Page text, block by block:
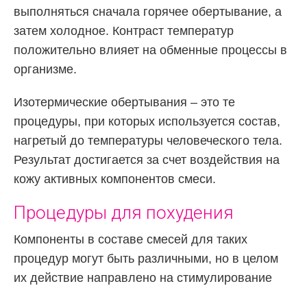
выполняться сначала горячее обертывание, а
затем холодное. Контраст температур
положительно влияет на обменные процессы в
организме.
Изотермические обертывания – это те
процедуры, при которых используется состав,
нагретый до температуры человеческого тела.
Результат достигается за счет воздействия на
кожу активных компонентов смеси.
Процедуры для похудения
Компоненты в составе смесей для таких
процедур могут быть различными, но в целом
их действие направлено на стимулирование